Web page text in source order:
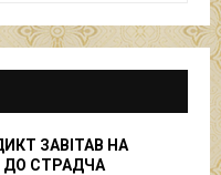
ЗАВІТАВ НА
СТРАДЧА